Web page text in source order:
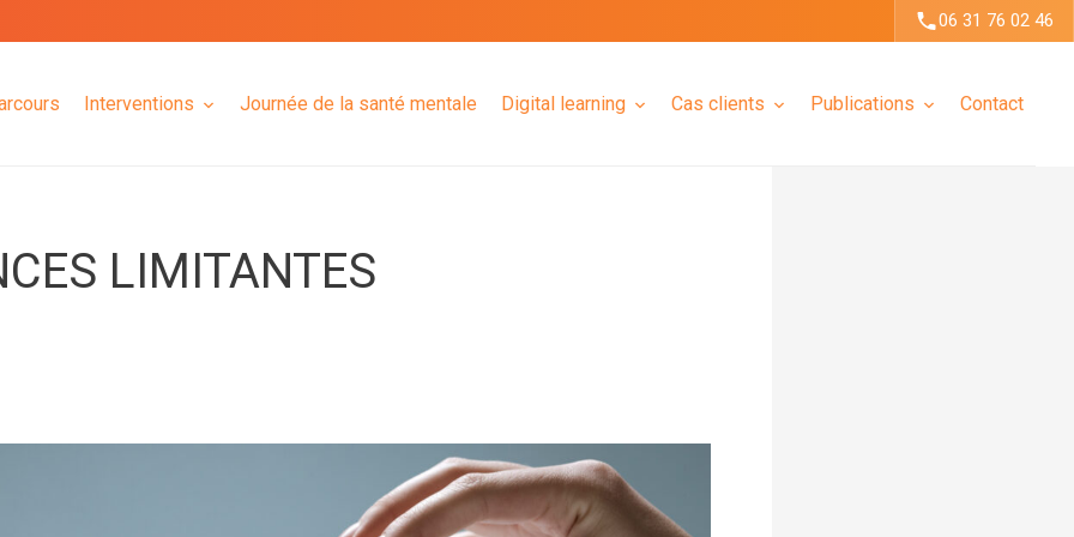
06 31 76 02 46
Interventions Journée de la santé mentale Digital learning Cas clients Publications Contact
LIMITANTES